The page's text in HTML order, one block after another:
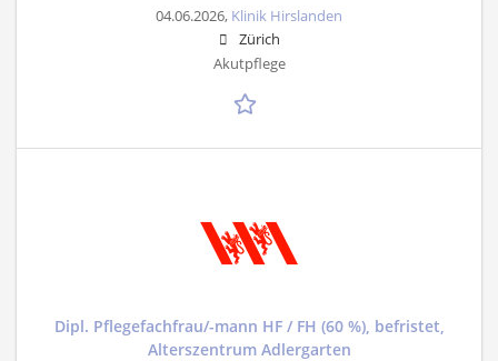
04.06.2026, Klinik Hirslanden
Zürich
Akutpflege
Dipl. Pflegefachfrau/-mann HF / FH (60 %), befristet,
Alterszentrum Adlergarten